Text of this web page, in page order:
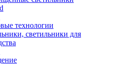
технологии
светильники для